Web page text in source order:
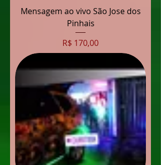
Mensagem ao vivo São Jose dos
Pinhais
Preço
R$ 170,00